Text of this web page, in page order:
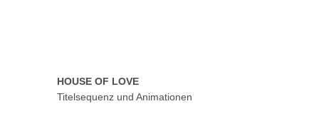
HOUSE OF LOVE
Titelsequenz und Animationen